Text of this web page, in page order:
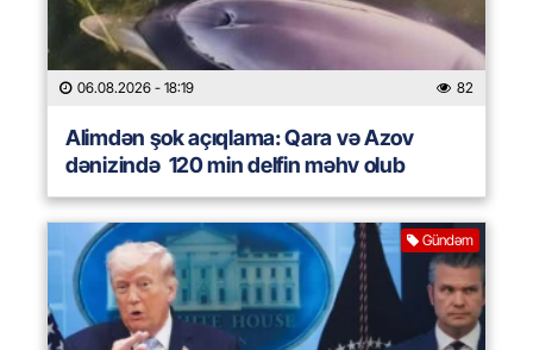
06.08.2026 - 18:19 82
Alimdən şok açıqlama: Qara və Azov
dənizində 120 min delfin məhv olub
Gündəm